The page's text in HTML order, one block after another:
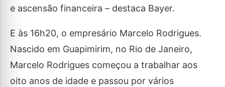
e ascensão financeira – destaca Bayer.
E às 16h20, o empresário Marcelo Rodrigues.
Nascido em Guapimirim, no Rio de Janeiro,
Marcelo Rodrigues começou a trabalhar aos
oito anos de idade e passou por vários